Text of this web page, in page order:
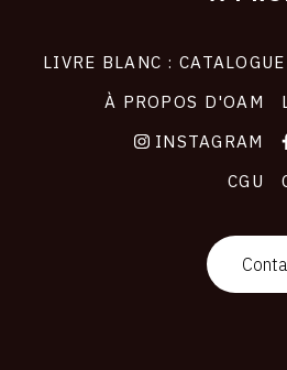
LIVRE BLANC :
À PROPOS D'OAM
INSTAGRAM
CGU